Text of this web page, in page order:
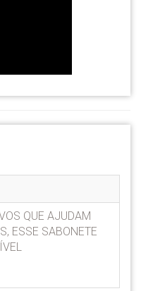
QUE AJUDAM
ESSE SABONETE